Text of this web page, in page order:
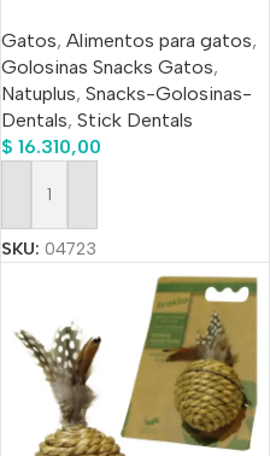
Gatos, Alimentos para gatos,
Golosinas Snacks Gatos,
Natuplus, Snacks-Golosinas-
Dentals, Stick Dentals
$ 16.310,00
Añadir Al Carrito
SKU: 04723